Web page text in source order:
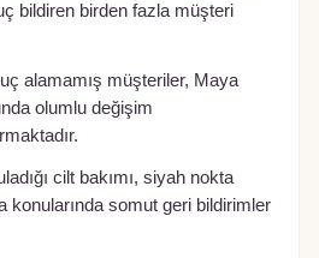
bildiren birden fazla müşteri
alamamış müşteriler, Maya
olumlu değişim
cilt bakımı, siyah nokta
konularında somut geri bildirimler